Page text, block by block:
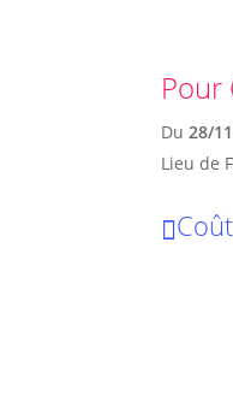
Pour
Du28/
Lieu de